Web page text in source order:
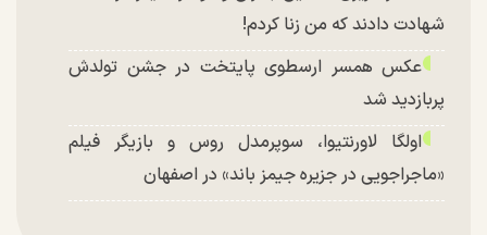
شهادت دادند که من زنا کردم!
عکس همسر ارسطوی پایتخت در جشن تولدش
پربازدید شد
اولگا لاورنتیوا، سوپرمدل روس و بازیگر فیلم
«ماجراجویی در جزیره جیمز باند» در اصفهان